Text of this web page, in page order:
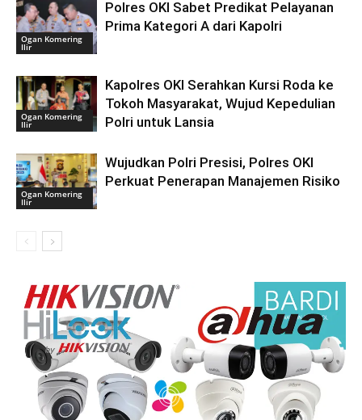
Ogan Komering
Ilir
Polres OKI Sabet Predikat Pelayanan
Prima Kategori A dari Kapolri
Ogan Komering
Ilir
Kapolres OKI Serahkan Kursi Roda ke
Tokoh Masyarakat, Wujud Kepedulian
Polri untuk Lansia
Ogan Komering
Ilir
Wujudkan Polri Presisi, Polres OKI
Perkuat Penerapan Manajemen Risiko